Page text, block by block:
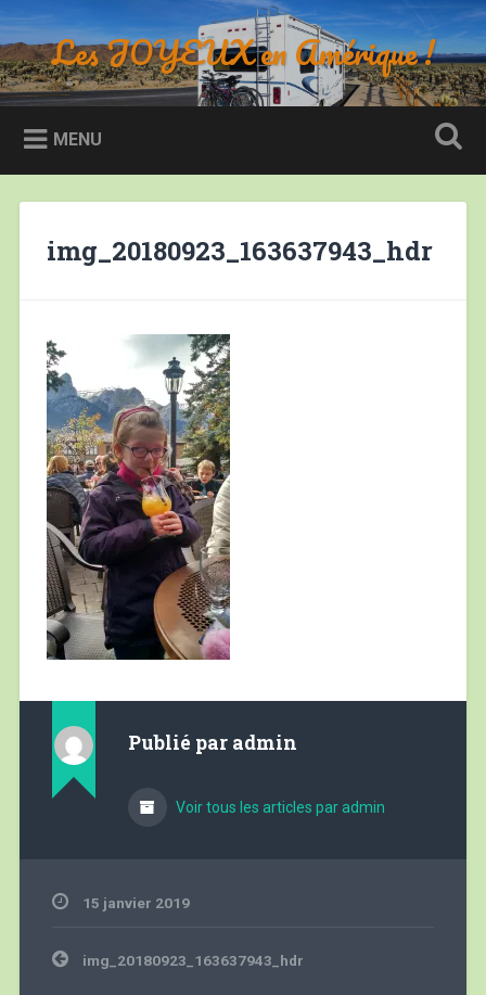
au
contenu
principal
RechercheLes JOYEUX en Amérique !
MENU
img_20180923_163637943_hdr
Publié par admin
Voir tous les articles par admin
15 janvier 2019
Navigation
de
img_20180923_163637943_hdr